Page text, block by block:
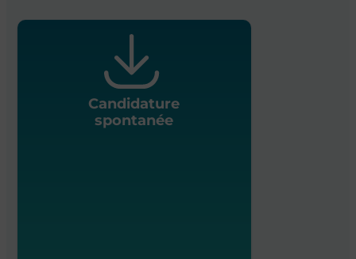
Candidature
spontanée